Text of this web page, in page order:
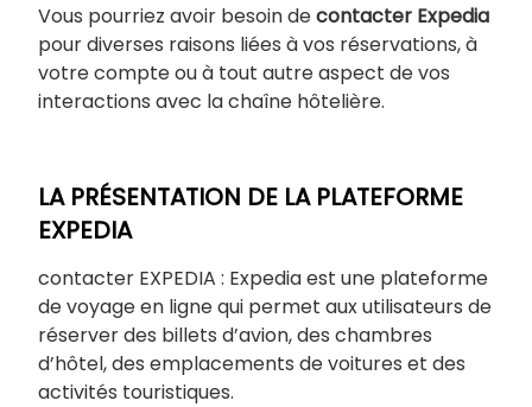
Vous pourriez avoir besoin decontacter Expedia
pour diverses raisons liées à vos réservations, à
votre compte ou à tout autre aspect de vos
interactions avec la chaîne hôtelière.
LA PRÉSENTATION DE LA PLATEFORME
EXPEDIA
contacter EXPEDIA : Expedia est une plateforme
de voyage en ligne qui permet aux utilisateurs de
réserver des billets d’avion, des chambres
d’hôtel, des emplacements de voitures et des
activités touristiques.